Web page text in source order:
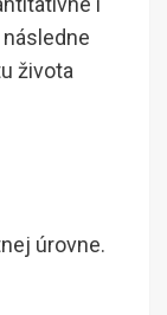
života
úrovne.